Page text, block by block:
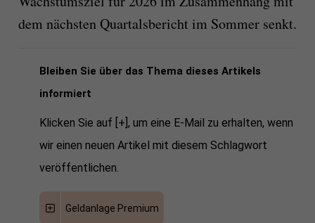
dem nächsten Quartalsbericht im Sommer senkt.
Bleiben Sie über das Thema dieses Artikels
informiert
Klicken Sie auf [+], um eine E-Mail zu erhalten, wenn
wir einen neuen Artikel mit diesem Schlagwort
veröffentlichen.
Geldanlage Premium